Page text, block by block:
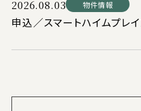
2026.08.03 物件情報
申込／スマートハイムプレ